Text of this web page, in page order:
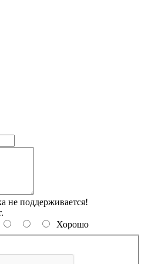
не поддерживается!
Хорошо